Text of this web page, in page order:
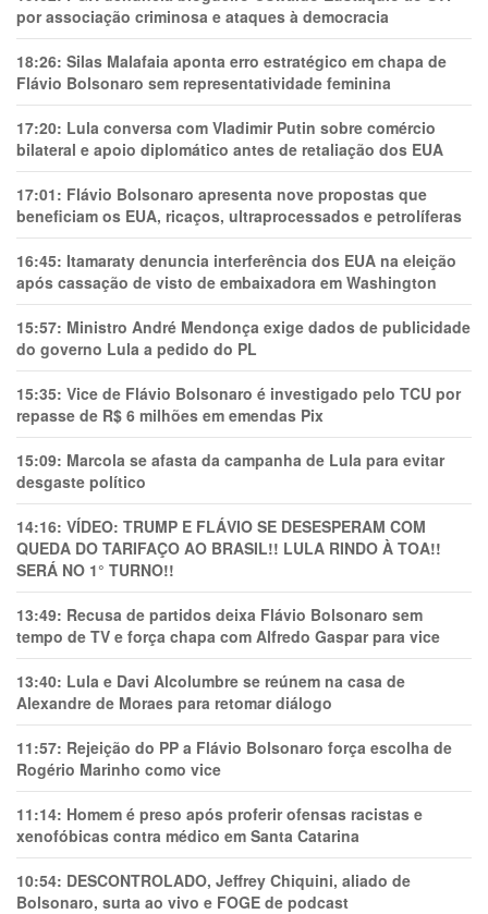
por associação criminosa e ataques à democracia
18:26: Silas Malafaia aponta erro estratégico em chapa de
Flávio Bolsonaro sem representatividade feminina
17:20: Lula conversa com Vladimir Putin sobre comércio
bilateral e apoio diplomático antes de retaliação dos EUA
17:01: Flávio Bolsonaro apresenta nove propostas que
beneficiam os EUA, ricaços, ultraprocessados e petrolíferas
16:45: Itamaraty denuncia interferência dos EUA na eleição
após cassação de visto de embaixadora em Washington
15:57: Ministro André Mendonça exige dados de publicidade
do governo Lula a pedido do PL
15:35: Vice de Flávio Bolsonaro é investigado pelo TCU por
repasse de R$ 6 milhões em emendas Pix
15:09: Marcola se afasta da campanha de Lula para evitar
desgaste político
14:16: VÍDEO: TRUMP E FLÁVIO SE DESESPERAM COM
QUEDA DO TARIFAÇO AO BRASIL!! LULA RINDO À TOA!!
SERÁ NO 1° TURNO!!
13:49: Recusa de partidos deixa Flávio Bolsonaro sem
tempo de TV e força chapa com Alfredo Gaspar para vice
13:40: Lula e Davi Alcolumbre se reúnem na casa de
Alexandre de Moraes para retomar diálogo
11:57: Rejeição do PP a Flávio Bolsonaro força escolha de
Rogério Marinho como vice
11:14: Homem é preso após proferir ofensas racistas e
xenofóbicas contra médico em Santa Catarina
10:54: DESCONTROLADO, Jeffrey Chiquini, aliado de
Bolsonaro, surta ao vivo e FOGE de podcast